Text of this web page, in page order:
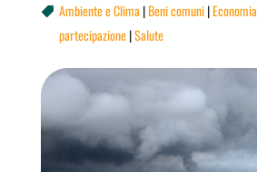
 Ambiente e Clima |Beni comuni|Economia
partecipazione|Salute